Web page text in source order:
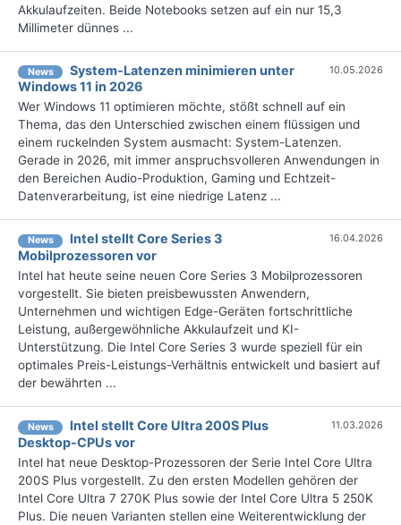
Akkulaufzeiten. Beide Notebooks setzen auf ein nur 15,3
Millimeter dünnes ...
News
System-Latenzen minimieren unter
Windows 11 in 2026
10.05.2026
Wer Windows 11 optimieren möchte, stößt schnell auf ein
Thema, das den Unterschied zwischen einem flüssigen und
einem ruckelnden System ausmacht: System-Latenzen.
Gerade in 2026, mit immer anspruchsvolleren Anwendungen in
den Bereichen Audio-Produktion, Gaming und Echtzeit-
Datenverarbeitung, ist eine niedrige Latenz ...
News
Intel stellt Core Series 3
Mobilprozessoren vor
16.04.2026
Intel hat heute seine neuen Core Series 3 Mobilprozessoren
vorgestellt. Sie bieten preisbewussten Anwendern,
Unternehmen und wichtigen Edge-Geräten fortschrittliche
Leistung, außergewöhnliche Akkulaufzeit und KI-
Unterstützung. Die Intel Core Series 3 wurde speziell für ein
optimales Preis-Leistungs-Verhältnis entwickelt und basiert auf
der bewährten ...
News
Intel stellt Core Ultra 200S Plus
Desktop-CPUs vor
11.03.2026
Intel hat neue Desktop-Prozessoren der Serie Intel Core Ultra
200S Plus vorgestellt. Zu den ersten Modellen gehören der
Intel Core Ultra 7 270K Plus sowie der Intel Core Ultra 5 250K
Plus. Die neuen Varianten stellen eine Weiterentwicklung der